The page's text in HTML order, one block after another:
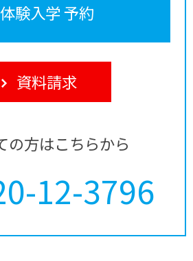
体験入学 予約
資料請求
の方はこちらから
12-3796